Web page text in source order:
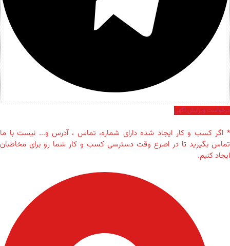
درخواست ویرایش آگهی
* اگر کسب و کار ایجاد شده دارای شماره، تماس ، آدرس و... نیست با ما
تماس بگیرید تا در اصرع وقت دسترسی کسب و کار شما رو برای مخاطبان
ایجاد کنیم.